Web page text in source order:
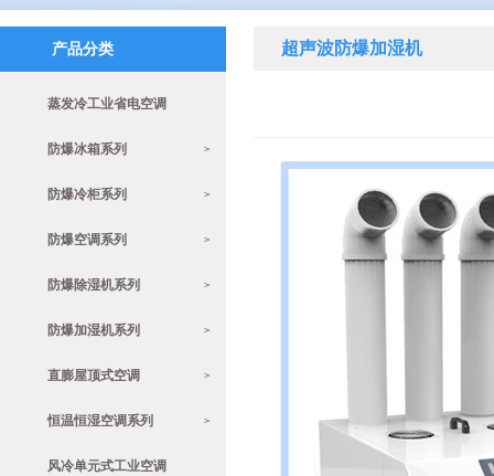
产品分类
蒸发冷工业省电空调
防爆冰箱系列 >
防爆冷柜系列 >
防爆空调系列 >
防爆除湿机系列 >
防爆加湿机系列 >
直膨屋顶式空调 >
恒温恒湿空调系列 >
风冷单元式工业空调
超声波防爆加湿机